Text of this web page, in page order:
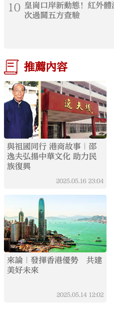
10 皇崗口岸新動態！紅外
次過關五方查驗
推薦內容
與祖國同行 港商故事｜邵
逸夫弘揚中華文化 助力民
族復興
2025.05.16 23:04
來論｜發揮香港優勢 共建
美好未來
2025.05.14 12:02